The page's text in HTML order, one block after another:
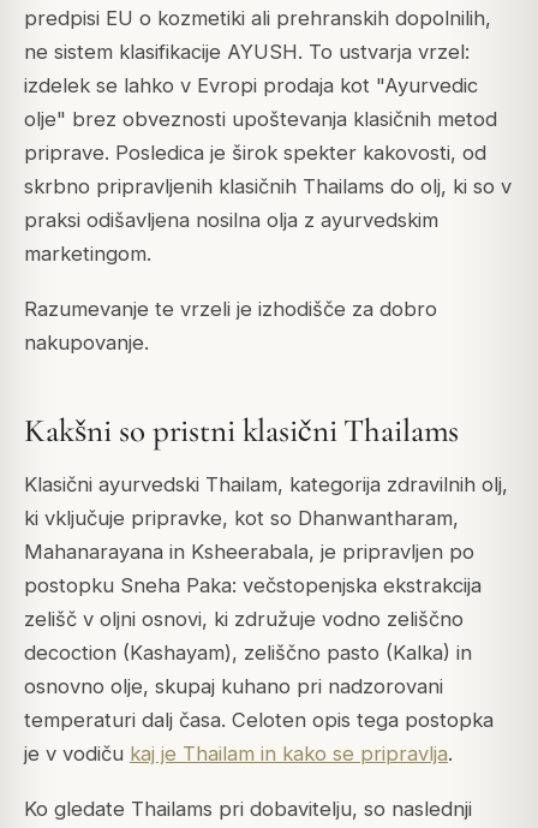
predpisi EU o kozmetiki ali prehranskih dopolnilih,
ne sistem klasifikacije AYUSH. To ustvarja vrzel:
izdelek se lahko v Evropi prodaja kot "Ayurvedic
olje" brez obveznosti upoštevanja klasičnih metod
priprave. Posledica je širok spekter kakovosti, od
skrbno pripravljenih klasičnih Thailams do olj, ki so v
praksi odišavljena nosilna olja z ayurvedskim
marketingom.
Razumevanje te vrzeli je izhodišče za dobro
nakupovanje.
Kakšni so pristni klasični Thailams
Klasični ayurvedski Thailam, kategorija zdravilnih olj,
ki vključuje pripravke, kot so Dhanwantharam,
Mahanarayana in Ksheerabala, je pripravljen po
postopku Sneha Paka: večstopenjska ekstrakcija
zelišč v oljni osnovi, ki združuje vodno zeliščno
decoction (Kashayam), zeliščno pasto (Kalka) in
osnovno olje, skupaj kuhano pri nadzorovani
temperaturi dalj časa. Celoten opis tega postopka
je v vodiču kaj je Thailam in kako se pripravlja.
Ko gledate Thailams pri dobavitelju, so naslednji